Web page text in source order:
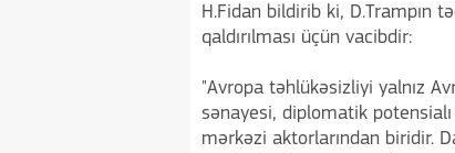
H.Fidan bildirib ki, D.Trampın
qaldırılması üçün vacibdir:
"Avropa təhlükəsizliyi yalnız
sənayesi, diplomatik
mərkəzi aktorlarından biridir.